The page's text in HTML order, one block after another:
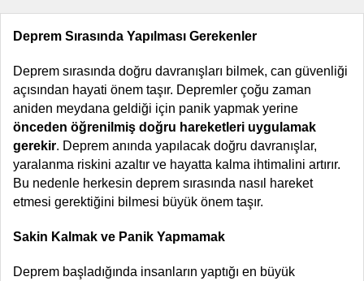
Deprem Sırasında Yapılması Gerekenler
Deprem sırasında doğru davranışları bilmek, can güvenliği
açısından hayati önem taşır. Depremler çoğu zaman
aniden meydana geldiği için panik yapmak yerine
önceden öğrenilmiş doğru hareketleri uygulamak
gerekir. Deprem anında yapılacak doğru davranışlar,
yaralanma riskini azaltır ve hayatta kalma ihtimalini artırır.
Bu nedenle herkesin deprem sırasında nasıl hareket
etmesi gerektiğini bilmesi büyük önem taşır.
Sakin Kalmak ve Panik Yapmamak
Deprem başladığında insanların yaptığı en büyük